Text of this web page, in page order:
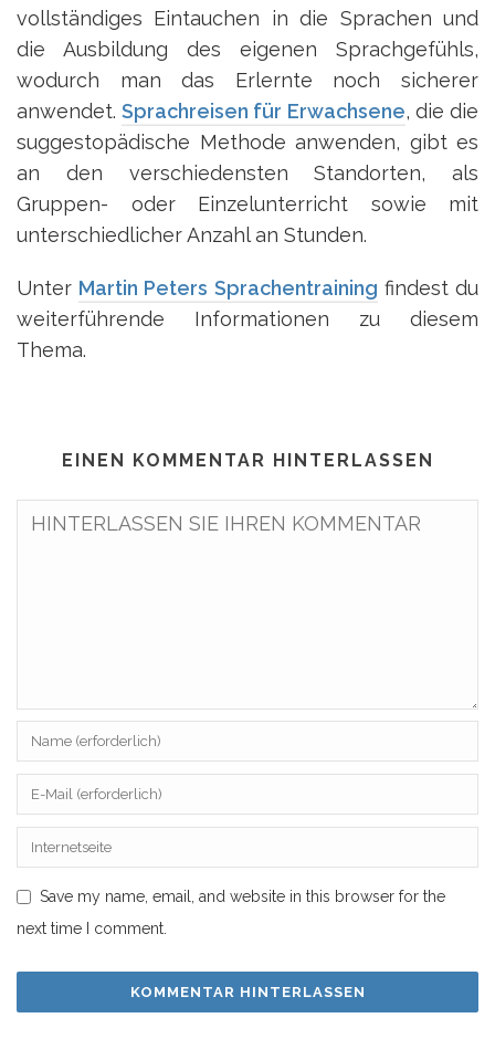
vollständiges Eintauchen in die Sprachen und
die Ausbildung des eigenen Sprachgefühls,
wodurch man das Erlernte noch sicherer
anwendet.Sprachreisen für Erwachsene, die die
suggestopädische Methode anwenden, gibt es
an den verschiedensten Standorten, als
Gruppen- oder Einzelunterricht sowie mit
unterschiedlicher Anzahl an Stunden.
Unter Martin Peters Sprachentraining findest du
weiterführende Informationen zu diesem
Thema.
EINEN KOMMENTAR HINTERLASSEN
Save my name, email, and website in this browser for the
next time I comment.